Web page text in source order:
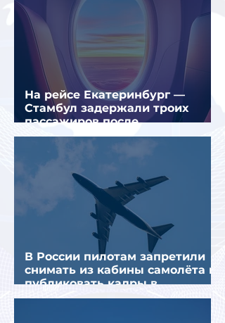
На рейсе Екатеринбург —
Стамбул задержали троих
пассажиров после
предполагаемой серии краж
В России пилотам запретили
снимать из кабины самолёта и
публиковать кадры в
интернете